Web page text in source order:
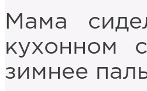
Мама
кухонном
зимнее